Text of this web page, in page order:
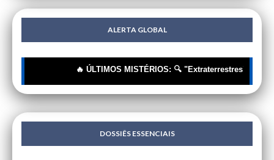
ALERTA GLOBAL
🔥 ÚLTIMOS MISTÉRIOS: 🔍 "Extraterrestres"? Não,
DOSSIÊS ESSENCIAIS